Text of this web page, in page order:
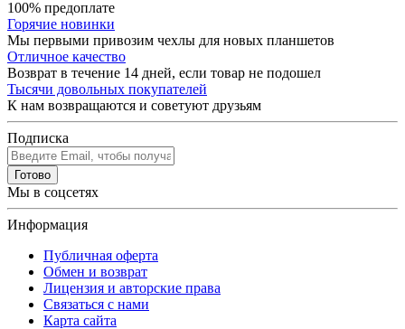
100% предоплате
Горячие новинки
Мы первыми привозим чехлы для новых планшетов
Отличное качество
Возврат в течение 14 дней, если товар не подошел
Тысячи довольных покупателей
К нам возвращаются и советуют друзьям
Подписка
Готово
Мы в соцсетях
Информация
Публичная оферта
Обмен и возврат
Лицензия и авторские права
Связаться с нами
Карта сайта